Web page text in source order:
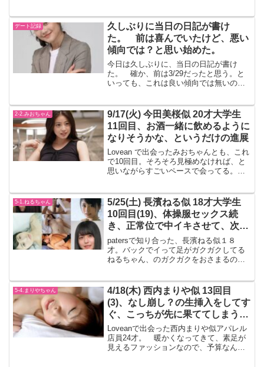
ている。ビックリしたのが、sayaちゃん
(出会った頃...
デート記録
久しぶりに当日の日記が書け
た。 前は喜んでいたけど、悪い
傾向では？と思い始めた。
今日は久しぶりに、当日の日記が書け
た。 確か、前は3/29だったと思う。と
いっても、これは良い傾向では無いのか
良いセックスライフを送ってるという事
でもある。当日に欠けた...
2-2.みおちゃん
9/17(火) 今田美桜似 20才大学生
11回目、お酒一緒に飲めるように
なりそうかな、というだけの進展
Lovean で出会ったみおちゃんとも、これ
で10回目。そろそろ見極めなければ、と
思いながらすごいペースで会ってる。普
事をしながら話をしていて、１つだけ進
展があっ...
5-1.ねるちゃん
5/25(土) 長濱ねる似 18才大学生
10回目(19)、体操服セックス続
き、正常位で中イキさせて、次の
瞬間に射精
patersで知り合った、長濱ねる似１８
才。バックでイって足がガクガクしてる
ねるちゃん、のガクガクをおさまるのを
触りながら。乳首も、あそこも、いきな
り触らず、周りからゆ...
5-4.まりやちゃん
4/18(木) 西内まりや似 13回目
(3)、なし崩し？の生挿入をしてす
ぐ、こっちが先に果ててしまう。
気持ち良すぎる。
Loveanで出会った西内まりや似アパレル
店員24才。 暖かくなってきて、素足が
見えるファッションなので、予算なんて